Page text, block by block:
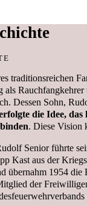
traditionsreichen
Rauchfangkehrer
Dessen Sohn,
die Idee,
. Diese Vision
Senior führte
Kast aus der
übernahm 1954
der